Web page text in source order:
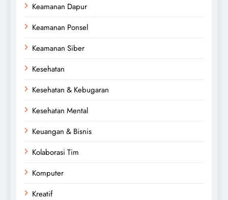
Keamanan Dapur
Keamanan Ponsel
Keamanan Siber
Kesehatan
Kesehatan & Kebugaran
Kesehatan Mental
Keuangan & Bisnis
Kolaborasi Tim
Komputer
Kreatif